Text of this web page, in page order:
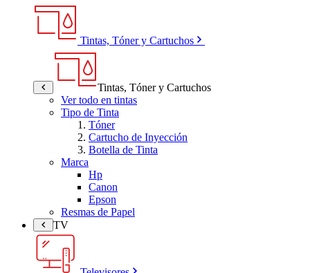
Tintas, Tóner y Cartuchos
Tintas, Tóner y Cartuchos
Ver todo en tintas
Tipo de Tinta
Tóner
Cartucho de Inyección
Botella de Tinta
Marca
Hp
Canon
Epson
Resmas de Papel
TV